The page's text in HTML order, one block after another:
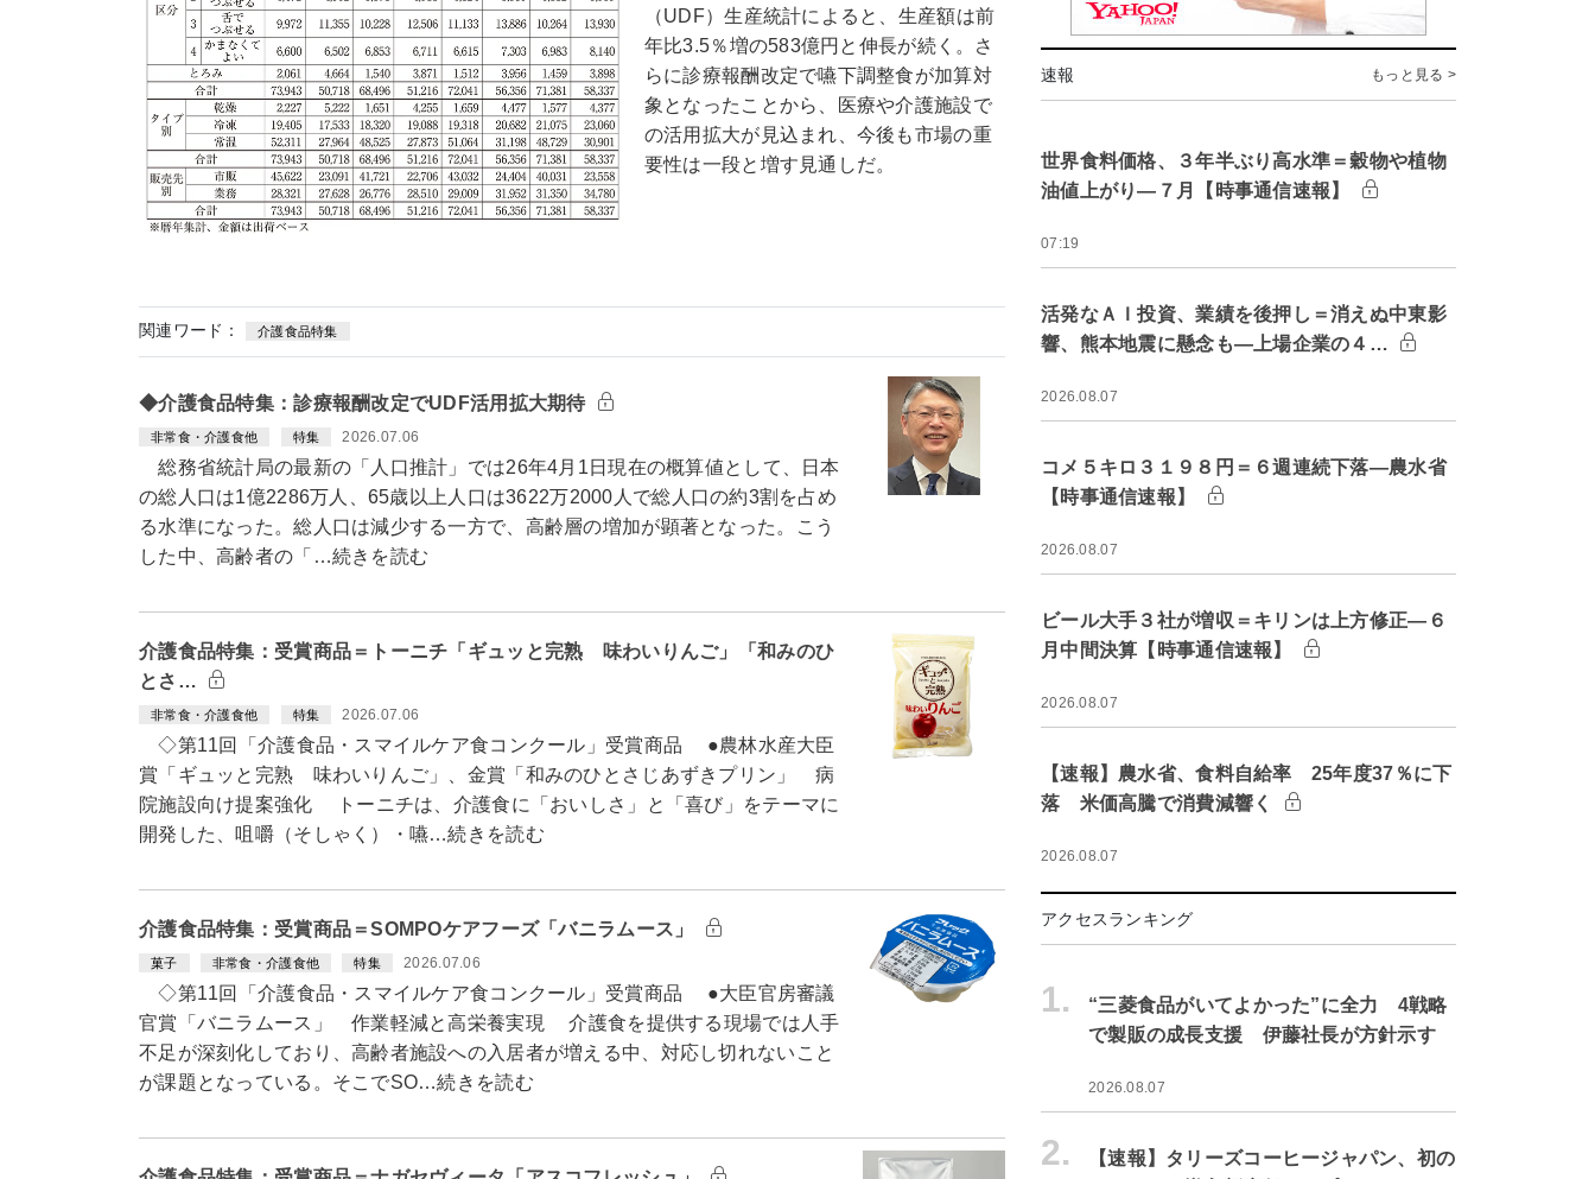
（UDF）生産統計によると、生産額は前
年比3.5％増の583億円と伸長が続く。さ
らに診療報酬改定で嚥下調整食が加算対
象となったことから、医療や介護施設で
の活用拡大が見込まれ、今後も市場の重
要性は一段と増す見通しだ。
関連ワード： 介護食品特集
◆介護食品特集：診療報酬改定でUDF活用拡大期待
非常食・介護食他 特集 2026.07.06
総務省統計局の最新の「人口推計」では26年4月1日現在の概算値として、日本
の総人口は1億2286万人、65歳以上人口は3622万2000人で総人口の約3割を占め
る水準になった。総人口は減少する一方で、高齢層の増加が顕著となった。こう
した中、高齢者の「…続きを読む
介護食品特集：受賞商品＝トーニチ「ギュッと完熟 味わいりんご」「和みのひ
とさ…
非常食・介護食他 特集 2026.07.06
◇第11回「介護食品・スマイルケア食コンクール」受賞商品 ●農林水産大臣
賞「ギュッと完熟 味わいりんご」、金賞「和みのひとさじあずきプリン」 病
院施設向け提案強化 トーニチは、介護食に「おいしさ」と「喜び」をテーマに
開発した、咀嚼（そしゃく）・嚥…続きを読む
介護食品特集：受賞商品＝SOMPOケアフーズ「バニラムース」
菓子 非常食・介護食他 特集 2026.07.06
◇第11回「介護食品・スマイルケア食コンクール」受賞商品 ●大臣官房審議
官賞「バニラムース」 作業軽減と高栄養実現 介護食を提供する現場では人手
不足が深刻化しており、高齢者施設への入居者が増える中、対応し切れないこと
が課題となっている。そこでSO…続きを読む
速報 もっと見る >
世界食料価格、３年半ぶり高水準＝穀物や植物
油値上がり―７月【時事通信速報】
07:19
活発なＡＩ投資、業績を後押し＝消えぬ中東影
響、熊本地震に懸念も―上場企業の４…
2026.08.07
コメ５キロ３１９８円＝６週連続下落―農水省
【時事通信速報】
2026.08.07
ビール大手３社が増収＝キリンは上方修正―６
月中間決算【時事通信速報】
2026.08.07
【速報】農水省、食料自給率 25年度37％に下
落 米価高騰で消費減響く
2026.08.07
アクセスランキング
1.
“三菱食品がいてよかった”に全力 4戦略
で製販の成長支援 伊藤社長が方針示す
2026.08.07
2.
【速報】タリーズコーヒージャパン、初の